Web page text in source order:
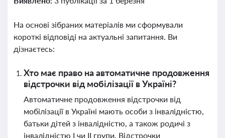
На основі зібраних матеріалів ми сформували
короткі відповіді на актуальні запитання. Ви
дізнаєтесь:
Хто має право на автоматичне продовження
відстрочки від мобілізації в Україні?
Автоматичне продовження відстрочки від
мобілізації в Україні мають особи з інвалідністю,
батьки дітей з інвалідністю, а також родичі з
інвалідністю І чи ІІ групи. Відстрочки